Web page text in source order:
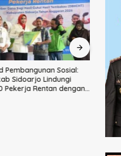
Pembangunan Sosial:
Sidoarjo Lindungi
Pekerja Rentan dengan
Dua